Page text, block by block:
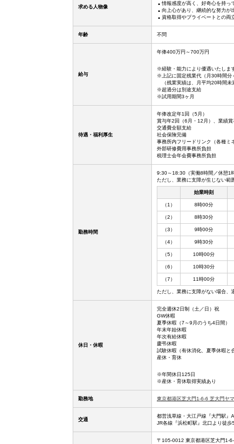
求める人物像
情報感度が高く、好奇心を持っ
向上心があり、継続的な努力が
資格取得やプライベートとの両
年齢 不問
給与
年俸400万円～700万円
※経験・能力により優遇いたしま
※上記に固定残業代（月30時間分
（残業実績は、月平均20時間未
※超過分は別途支給
※試用期間3ヶ月
待遇・福利厚生
年俸改定年1回（5月）
賞与年2回（6月・12月）、業績賞
交通費全額支給
社会保険完備
事務所内フリードリンク（各種ミ
外部研修費用事務所負担
税理士会年会費事務所負担
勤務時間
9:30～18:30（実働8時間／休憩1
ただし、業務に支障が生じない範
始業時刻
（1） 8時00分
（2） 8時30分
（3） 9時00分
（4） 9時30分
（5） 10時00分
（6） 10時30分
（7） 11時00分
ただし、業務に支障がない場合、
休日・休暇
完全週休2日制（土／日）祝
GW休暇
夏季休暇（7～9月のうち4日間）
年末年始休暇
年次有給休暇
慶弔休暇
試験休暇（有休消化、夏季休暇と
産休・育休
※年間休日125日
※産休・育休取得実績あり
勤務地 東京都港区芝大門1-6-6 芝大門ヤ
交通
都営浅草線・大江戸線『大門駅』
JR各線『浜松町駅』北口より徒歩
〒105-0012 東京都港区芝大門1-